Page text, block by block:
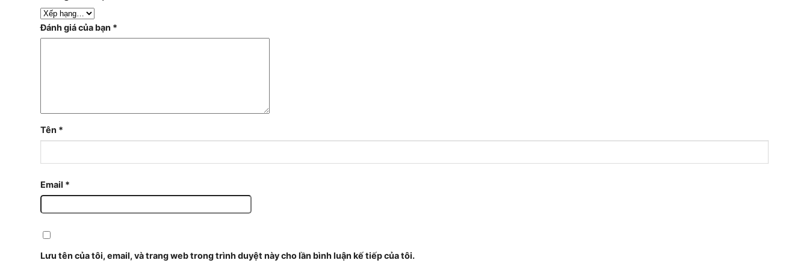
Đánh giá của bạn *
Tên *
Email *
Lưu tên của tôi, email, và trang web trong trình duyệt này cho lần bình luận kế tiếp của tôi.